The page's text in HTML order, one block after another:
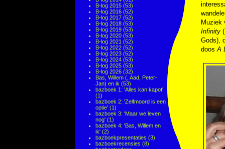
B-log 2015 (53)
B-log 2016 (52)
B-log 2017 (52)
B-log 2018 (53)
B-log 2019 (53)
B-log 2020 (53)
B-log 2021 (52)
B-log 2022 (52)
B-log 2023 (52)
B-log 2024 (53)
B-log 2025 (53)
B-log 2026 (32)
Bas, Willem (, Aad, Peter-
Jan) en ik (53)
bazboek 1: 'Alles kan kapot'
(1)
bazboek 2: 'Zelfmoord is een
optie' (1)
bazboek 3: 'Maar we leven
nog' (1)
bazboek 4: 'Bas, Willem en
ik' (2)
bazboekpresentaties (3)
bazboekrecensies (8)
Muziek
Infinity
Gods),
doosA